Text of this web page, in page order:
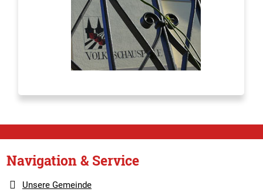
Navigation & Service
Unsere Gemeinde